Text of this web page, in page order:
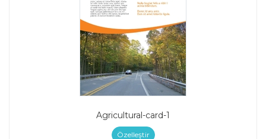
Agricultural-card-1
Özelleştir